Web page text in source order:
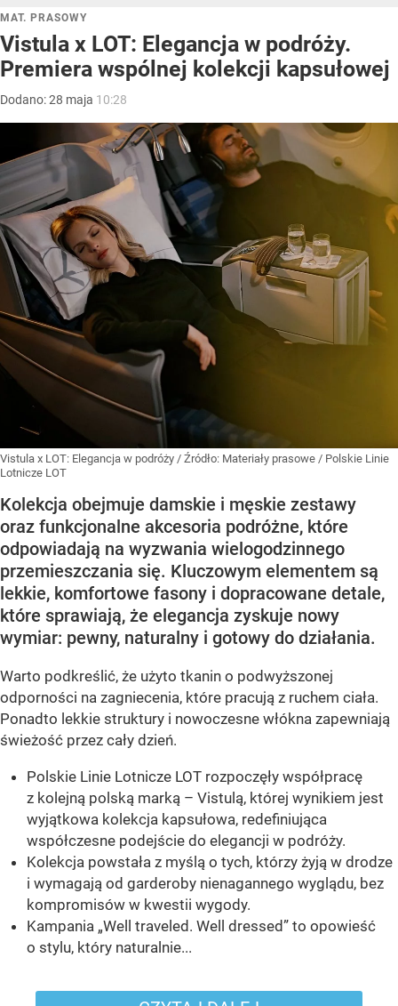
MAT. PRASOWY
Vistula x LOT: Elegancja w podróży.
Premiera wspólnej kolekcji kapsułowej
Dodano:28 maja 10:28
Vistula x LOT: Elegancja w podróży / Źródło: Materiały prasowe / Polskie Linie
Lotnicze LOT
Kolekcja obejmuje damskie i męskie zestawy
oraz funkcjonalne akcesoria podróżne, które
odpowiadają na wyzwania wielogodzinnego
przemieszczania się. Kluczowym elementem są
lekkie, komfortowe fasony i dopracowane detale,
które sprawiają, że elegancja zyskuje nowy
wymiar: pewny, naturalny i gotowy do działania.
Warto podkreślić, że użyto tkanin o podwyższonej
odporności na zagniecenia, które pracują z ruchem ciała.
Ponadto lekkie struktury i nowoczesne włókna zapewniają
świeżość przez cały dzień.
Polskie Linie Lotnicze LOT rozpoczęły współpracę
z kolejną polską marką – Vistulą, której wynikiem jest
wyjątkowa kolekcja kapsułowa, redefiniująca
współczesne podejście do elegancji w podróży.
Kolekcja powstała z myślą o tych, którzy żyją w drodze
i wymagają od garderoby nienagannego wyglądu, bez
kompromisów w kwestii wygody.
Kampania „Well traveled. Well dressed” to opowieść
o stylu, który naturalnie...